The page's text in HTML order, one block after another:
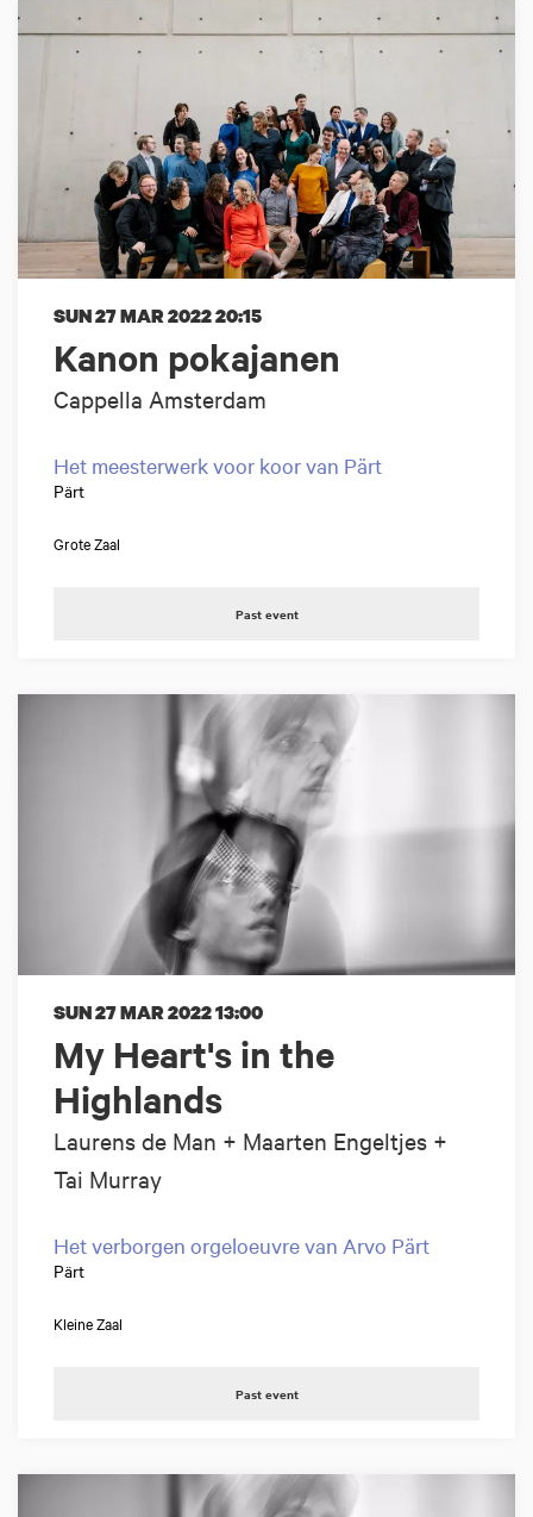
Kanon pokajanen
Cappella Amsterdam
SUN 27 MAR 202220:15
Het meesterwerk voor koor van Pärt
Pärt
Grote Zaal
Past event
My Heart's in the
Highlands
Laurens de Man + Maarten Engeltjes +
Tai Murray
SUN 27 MAR 202213:00
Het verborgen orgeloeuvre van Arvo Pärt
Pärt
Kleine Zaal
Past event